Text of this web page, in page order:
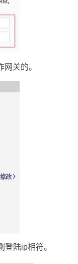
关的。
陆ip相符。